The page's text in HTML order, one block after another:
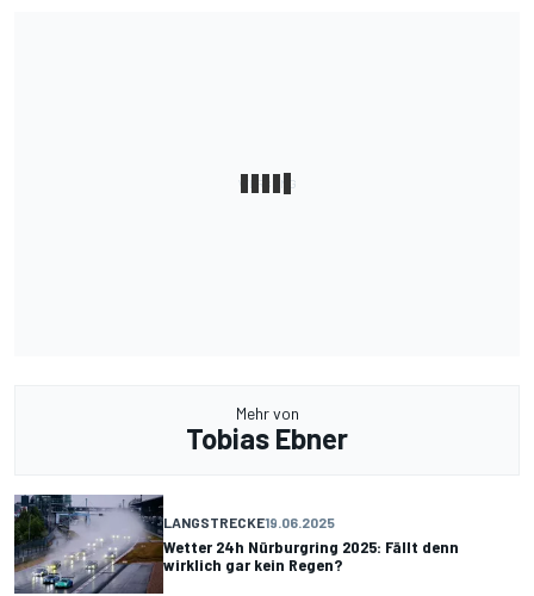
Mehr von
Tobias Ebner
LANGSTRECKE19.06.2025
Wetter 24h Nürburgring 2025: Fällt denn
wirklich gar kein Regen?